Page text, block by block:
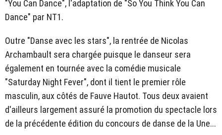
"You Can Dance", l'adaptation de "So You Think You Can
Dance" par NT1.
Outre "Danse avec les stars", la rentrée de Nicolas
Archambault sera chargée puisque le danseur sera
également en tournée avec la comédie musicale
"Saturday Night Fever", dont il tient le premier rôle
masculin, aux côtés de Fauve Hautot. Tous deux avaient
d'ailleurs largement assuré la promotion du spectacle lors
de la précédente édition du concours de danse de la Une...